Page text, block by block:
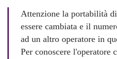
Attenzione la portabilità
essere cambiata e il
ad un altro operatore in
Per conoscere l'operatore